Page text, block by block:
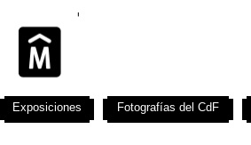
Exposiciones Fotografías del CdF